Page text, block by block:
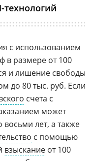
с использованием
в размере от 100
и лишение свободы
до 80 тыс. руб. Если
счета с
может
восьми лет, а также
с помощью
взыскание от 100